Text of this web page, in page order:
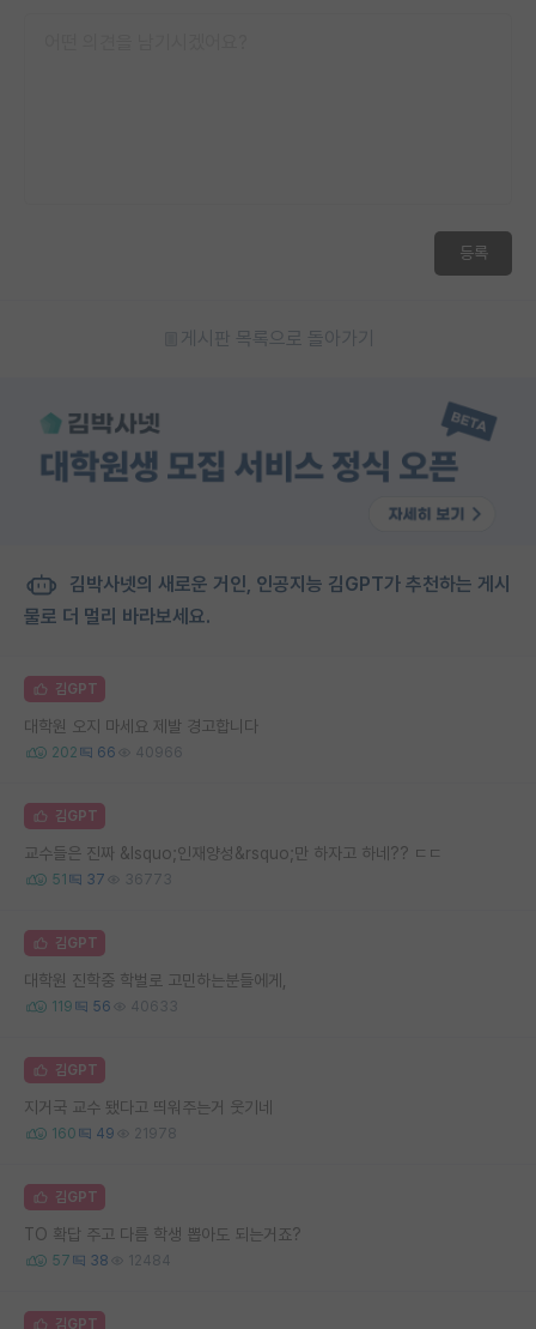
등록
게시판 목록으로 돌아가기
김박사넷의 새로운 거인, 인공지능 김GPT가 추천하는 게시
물로 더 멀리 바라보세요.
김GPT
대학원 오지 마세요 제발 경고합니다
202 66 40966
김GPT
교수들은 진짜 &lsquo;인재양성&rsquo;만 하자고 하네?? ㄷㄷ
51 37 36773
김GPT
대학원 진학중 학벌로 고민하는분들에게,
119 56 40633
김GPT
지거국 교수 됐다고 띄워주는거 웃기네
160 49 21978
김GPT
TO 확답 주고 다름 학생 뽑아도 되는거죠?
57 38 12484
김GPT